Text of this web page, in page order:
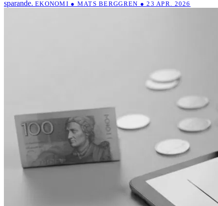
sparande. EKONOMI ● MATS BERGGREN ● 23 APR. 2026